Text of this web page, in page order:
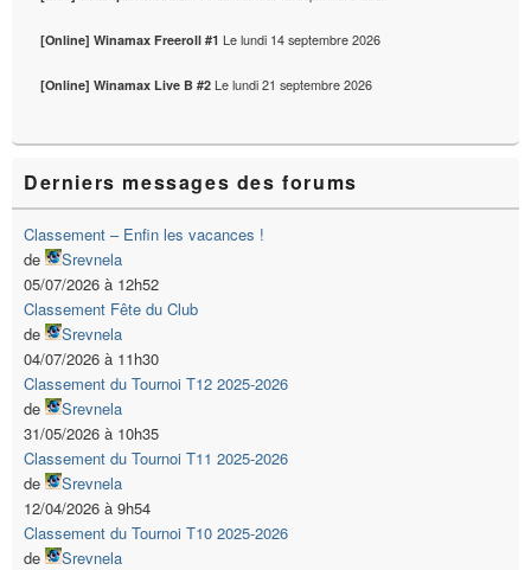
[Online] Winamax Freeroll #1 Lelundi 14 septembre 2026
[Online] Winamax Live B #2 Lelundi 21 septembre 2026
Derniers messages des forums
Classement – Enfin les vacances !
de
Srevnela
05/07/2026 à 12h52
Classement Fête du Club
de
Srevnela
04/07/2026 à 11h30
Classement du Tournoi T12 2025-2026
de
Srevnela
31/05/2026 à 10h35
Classement du Tournoi T11 2025-2026
de
Srevnela
12/04/2026 à 9h54
Classement du Tournoi T10 2025-2026
de
Srevnela